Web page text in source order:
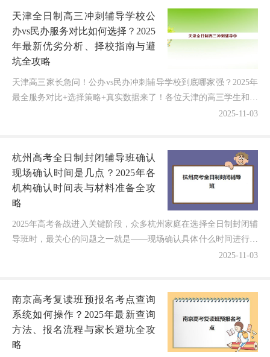
天津全日制高三冲刺辅导学校公
办vs民办服务对比如何选择？2025
年最新优劣分析、择校指南与避
坑全攻略
天津高三家长急问！公办vs民办冲刺辅导学校到底哪家强？2025年
最全服务对比+选择策略+真实数据来了！各位天津的高三学生和家
2025-11-03
杭州高考全日制封闭辅导班确认
现场确认时间是几点？2025年各
机构确认时间表与材料准备全攻
略
2025年高考备战进入关键阶段，众多杭州家庭在选择全日制封闭辅
导班时，最关心的问题之一就是——现场确认具体什么时间进行？
需要准备哪些材料？根据调研，各机构的现场确认时间差...2025-11-03
南京高考复读班预报名考点查询
系统如何操作？2025年最新查询
方法、报名流程与家长避坑全攻
略